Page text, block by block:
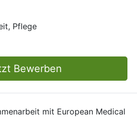
Pflege
Bewerben
mit European Medical